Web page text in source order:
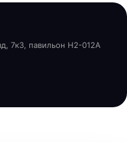
7к3, павильон H2-012A